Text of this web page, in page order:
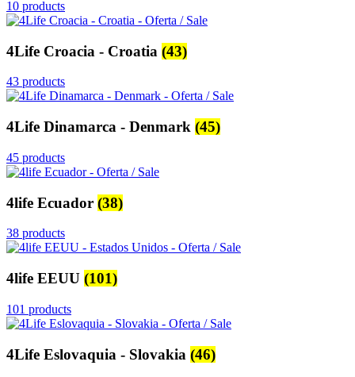
10 products
4Life Croacia - Croatia (43)
43 products
4Life Dinamarca - Denmark (45)
45 products
4life Ecuador (38)
38 products
4life EEUU (101)
101 products
4Life Eslovaquia - Slovakia (46)